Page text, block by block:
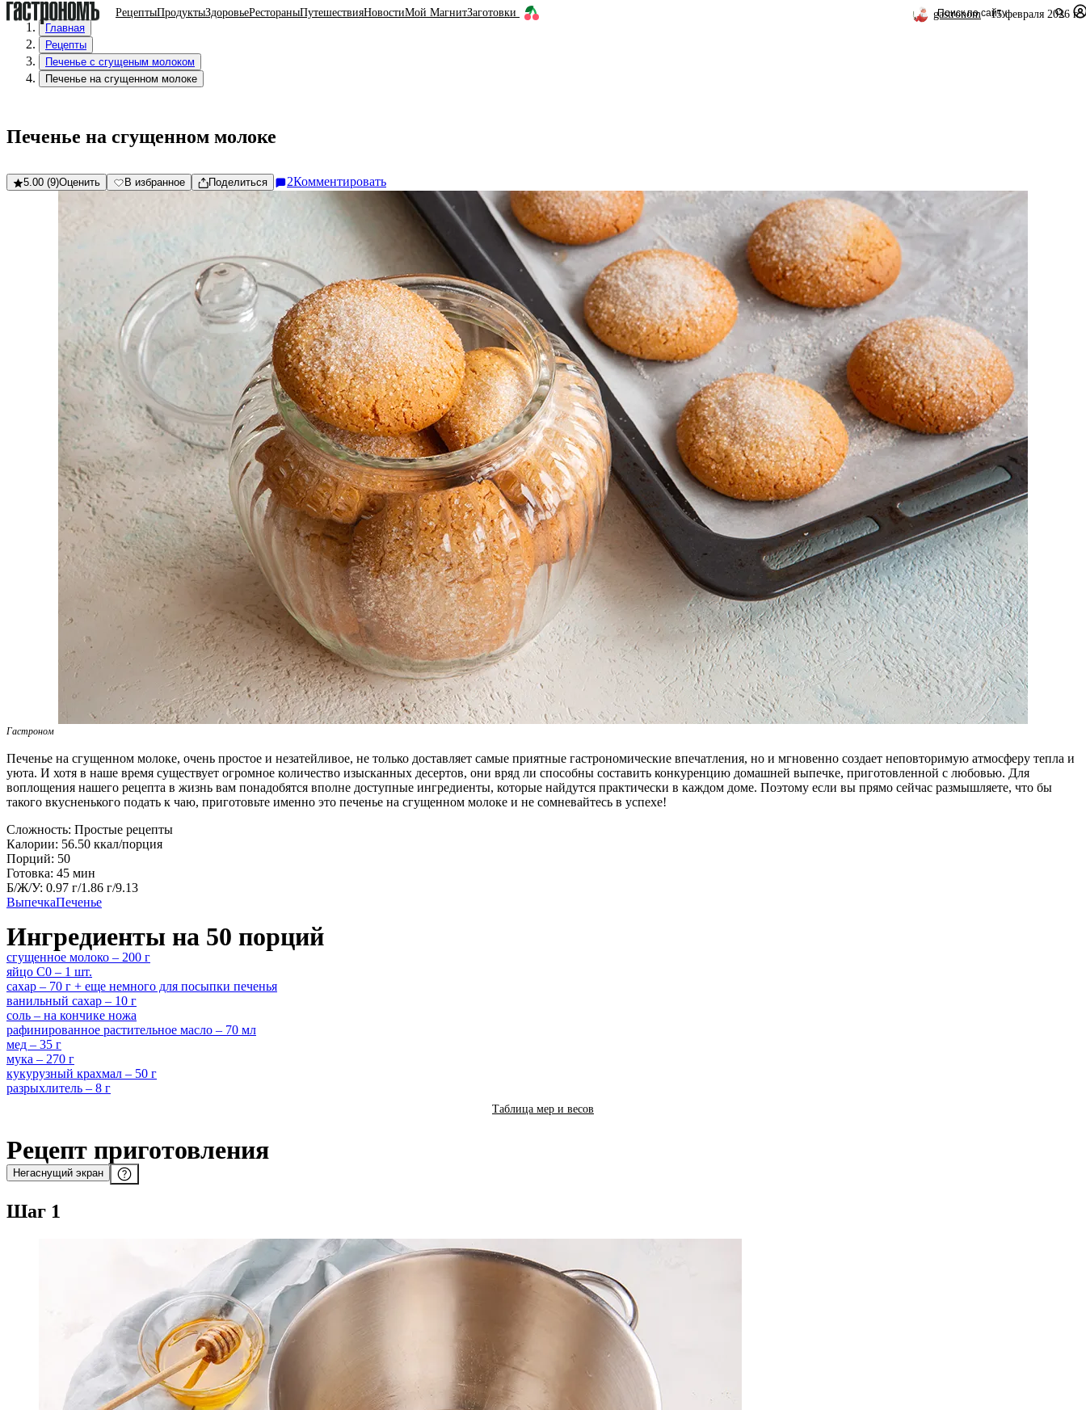
РецептыПродуктыЗдоровьеРестораныПутешествияНовостиМой МагнитЗаготовки
Главная
Рецепты
Печенье с сгущеным молоком
Печенье на сгущенном молоке
gastronom 15 февраля 2026 г.
Печенье на сгущенном молоке
5.00 (9)Оценить В избранное Поделиться 2Комментировать
Гастроном
Печенье на сгущенном молоке, очень простое и незатейливое, не только доставляет самые приятные гастрономические впечатления, но и мгновенно создает неповторимую атмосферу тепла и
уюта. И хотя в наше время существует огромное количество изысканных десертов, они вряд ли способны составить конкуренцию домашней выпечке, приготовленной с любовью. Для
воплощения нашего рецепта в жизнь вам понадобятся вполне доступные ингредиенты, которые найдутся практически в каждом доме. Поэтому если вы прямо сейчас размышляете, что бы
такого вкусненького подать к чаю, приготовьте именно это печенье на сгущенном молоке и не сомневайтесь в успехе!
Сложность: Простые рецепты
Калории: 56.50 ккал/порция
Порций: 50
Готовка: 45 мин
Б/Ж/У: 0.97 г/1.86 г/9.13
ВыпечкаПеченье
Ингредиенты на 50 порций
сгущенное молоко – 200 г
яйцо С0 – 1 шт.
сахар – 70 г + еще немного для посыпки печенья
ванильный сахар – 10 г
соль – на кончике ножа
рафинированное растительное масло – 70 мл
мед – 35 г
мука – 270 г
кукурузный крахмал – 50 г
разрыхлитель – 8 г
Таблица мер и весов
Рецепт приготовления
Негаснущий экран
Шаг 1